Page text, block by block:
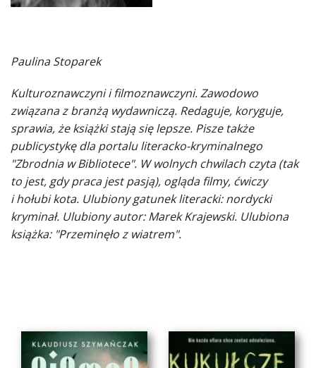
Paulina Stoparek
Kulturoznawczyni i filmoznawczyni. Zawodowo
związana z branżą wydawniczą. Redaguje, koryguje,
sprawia, że książki stają się lepsze. Pisze także
publicystykę dla portalu literacko-kryminalnego
"Zbrodnia w Bibliotece". W wolnych chwilach czyta (tak
to jest, gdy praca jest pasją), ogląda filmy, ćwiczy
i hołubi kota. Ulubiony gatunek literacki: nordycki
kryminał. Ulubiony autor: Marek Krajewski. Ulubiona
książka: "Przeminęło z wiatrem".